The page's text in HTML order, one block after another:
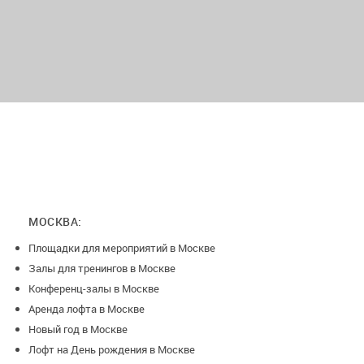
МОСКВА:
Площадки для мероприятий в Москве
Залы для тренингов в Москве
Конференц-залы в Москве
Аренда лофта в Москве
Новый год в Москве
Лофт на День рождения в Москве